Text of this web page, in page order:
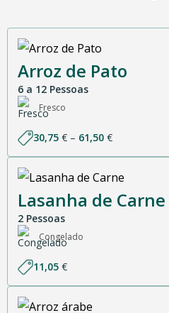
Arroz de Pato
6 a 12 Pessoas
Fresco
30,75 € – 61,50 €Price
through
Lasanha de Carne
2 Pessoas
Congelado
11,05 €